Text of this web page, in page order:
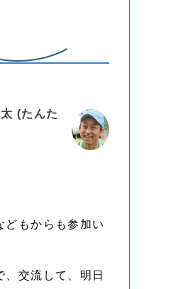
(たんた
どもからも参加い
交流して、明日